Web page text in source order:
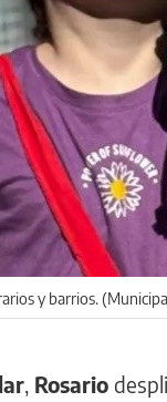
y barrios.
, Rosario